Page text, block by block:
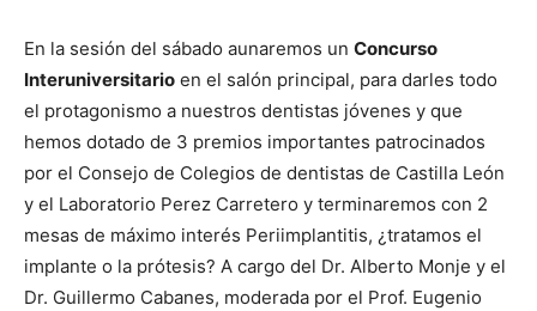
En la sesión del sábado aunaremos un Concurso
Interuniversitario en el salón principal, para darles todo
el protagonismo a nuestros dentistas jóvenes y que
hemos dotado de 3 premios importantes patrocinados
por el Consejo de Colegios de dentistas de Castilla León
y el Laboratorio Perez Carretero y terminaremos con 2
mesas de máximo interés Periimplantitis, ¿tratamos el
implante o la prótesis? A cargo del Dr. Alberto Monje y el
Dr. Guillermo Cabanes, moderada por el Prof. Eugenio